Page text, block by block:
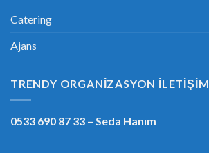
Catering
Ajans
TRENDY ORGANIZASYON İLETIŞIM
0533 690 87 33 – Seda Hanım